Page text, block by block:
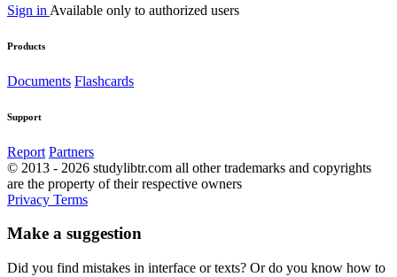
Sign in Available only to authorized users
Products
Documents Flashcards
Support
Report Partners
© 2013 - 2026 studylibtr.com all other trademarks and copyrights
are the property of their respective owners
Privacy Terms
Make a suggestion
Did you find mistakes in interface or texts? Or do you know how to